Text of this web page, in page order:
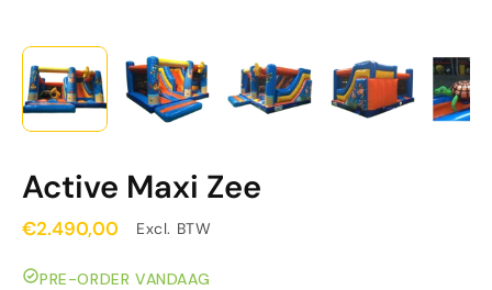
Active Maxi Zee
€2.490,00 Excl. BTW
PRE-ORDER VANDAAG